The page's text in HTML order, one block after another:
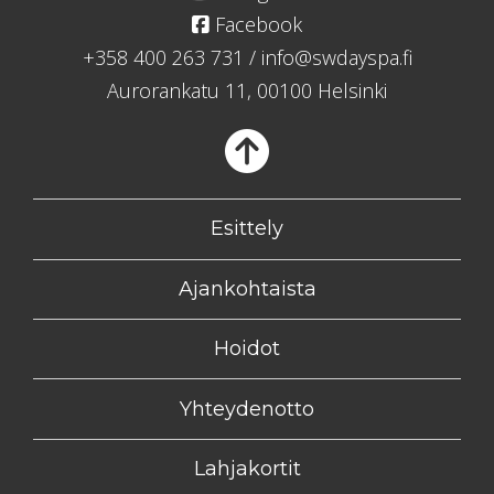
Facebook
+358 400 263 731 / info@swdayspa.fi
Aurorankatu 11, 00100 Helsinki
Esittely
Ajankohtaista
Hoidot
Yhteydenotto
Lahjakortit